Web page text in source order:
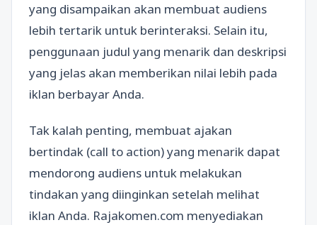
yang disampaikan akan membuat audiens
lebih tertarik untuk berinteraksi. Selain itu,
penggunaan judul yang menarik dan deskripsi
yang jelas akan memberikan nilai lebih pada
iklan berbayar Anda.
Tak kalah penting, membuat ajakan
bertindak (call to action) yang menarik dapat
mendorong audiens untuk melakukan
tindakan yang diinginkan setelah melihat
iklan Anda. Rajakomen.com menyediakan